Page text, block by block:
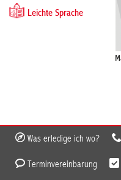
Leichte Sprache
Was erledige ich wo?
Terminvereinbarung